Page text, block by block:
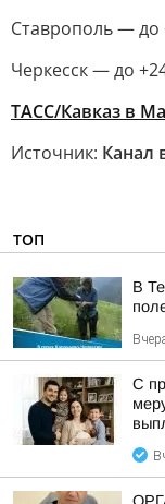
Ставрополь — до
Черкесск — до
ТАСС/Кавказ в
Источник: Канал
ТОП
В
С